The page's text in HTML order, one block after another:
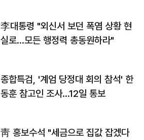
李대통령 "외신서 보던 폭염 상황 현
실로…모든 행정력 총동원하라"
종합특검, '계엄 당정대 회의 참석' 한
동훈 참고인 조사...12일 통보
靑 홍보수석 "세금으로 집값 잡겠다